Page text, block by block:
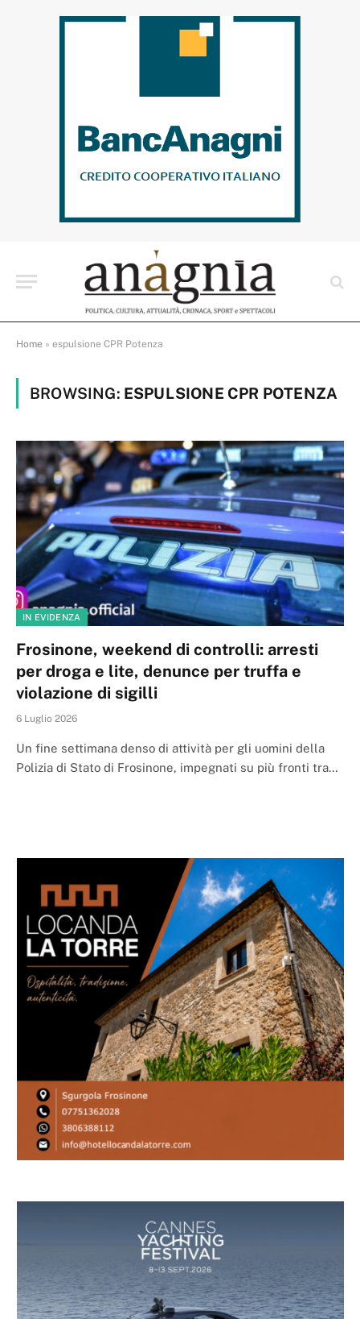
Home » espulsione CPR Potenza
BROWSING: ESPULSIONE CPR POTENZA
IN EVIDENZA
Frosinone, weekend di controlli: arresti
per droga e lite, denunce per truffa e
violazione di sigilli
6 Luglio 2026
Un fine settimana denso di attività per gli uomini della
Polizia di Stato di Frosinone, impegnati su più fronti tra…